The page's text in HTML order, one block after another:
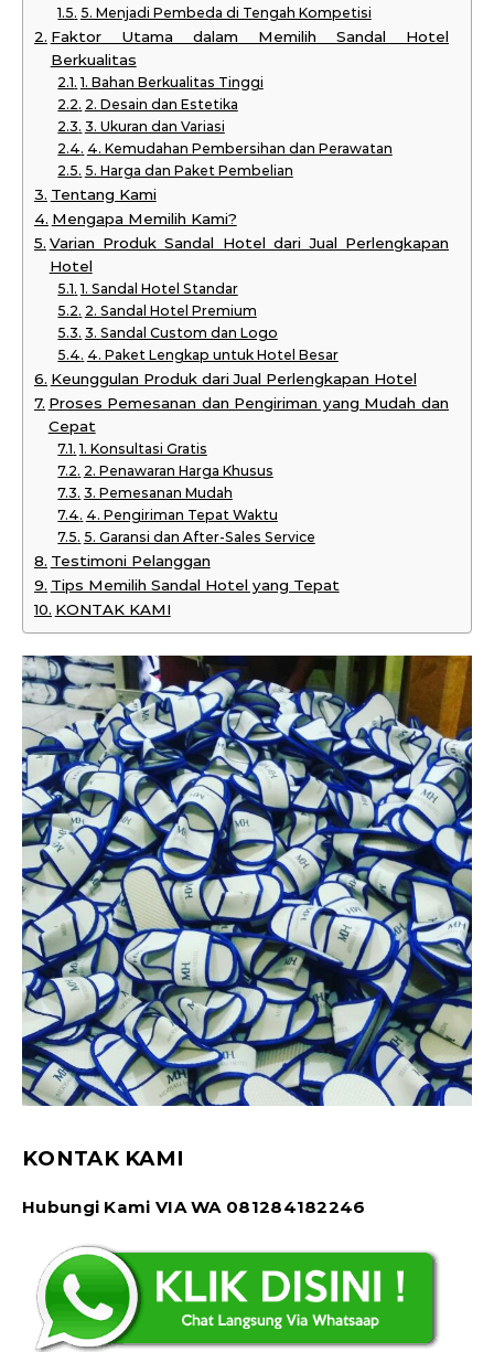
5. Menjadi Pembeda di Tengah Kompetisi
Faktor Utama dalam Memilih Sandal Hotel
Berkualitas
1. Bahan Berkualitas Tinggi
2. Desain dan Estetika
3. Ukuran dan Variasi
4. Kemudahan Pembersihan dan Perawatan
5. Harga dan Paket Pembelian
Tentang Kami
Mengapa Memilih Kami?
Varian Produk Sandal Hotel dari Jual Perlengkapan
Hotel
1. Sandal Hotel Standar
2. Sandal Hotel Premium
3. Sandal Custom dan Logo
4. Paket Lengkap untuk Hotel Besar
Keunggulan Produk dari Jual Perlengkapan Hotel
Proses Pemesanan dan Pengiriman yang Mudah dan
Cepat
1. Konsultasi Gratis
2. Penawaran Harga Khusus
3. Pemesanan Mudah
4. Pengiriman Tepat Waktu
5. Garansi dan After-Sales Service
Testimoni Pelanggan
Tips Memilih Sandal Hotel yang Tepat
KONTAK KAMI
KONTAK KAMI
Hubungi Kami VIA WA 081284182246